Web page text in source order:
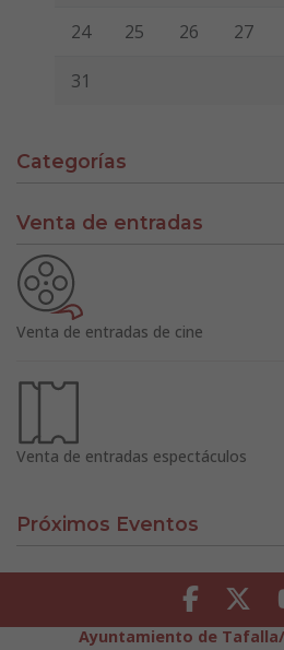
24 25 26 27
31
Categorías
Venta de entradas
Venta de entradas de cine
Venta de entradas espectáculos
Próximos Eventos
Facebook
Ayuntamiento de